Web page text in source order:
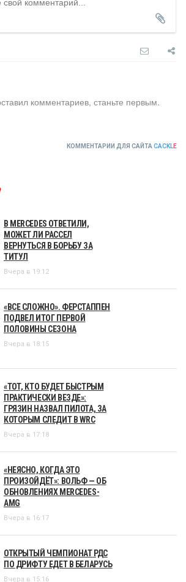
комментариев, станьте первым.
КОММЕНТАРИИ ДЛЯ САЙТА CACKLE
В MERCEDES ОТВЕТИЛИ,
МОЖЕТ ЛИ РАССЕЛ
ВЕРНУТЬСЯ В БОРЬБУ ЗА
ТИТУЛ
Вчера в 19:12
«ВСЕ СЛОЖНО». ФЕРСТАППЕН
ПОДВЕЛ ИТОГ ПЕРВОЙ
ПОЛОВИНЫ СЕЗОНА
Вчера в 18:15
«ТОТ, КТО БУДЕТ БЫСТРЫМ
ПРАКТИЧЕСКИ ВЕЗДЕ»:
ГРЯЗИН НАЗВАЛ ПИЛОТА, ЗА
КОТОРЫМ СЛЕДИТ В WRC
Вчера в 17:18
«НЕЯСНО, КОГДА ЭТО
ПРОИЗОЙДЁТ»: ВОЛЬФ — ОБ
ОБНОВЛЕНИЯХ MERCEDES-
AMG
Вчера в 16:17
ОТКРЫТЫЙ ЧЕМПИОНАТ РДС
ПО ДРИФТУ ЕДЕТ В БЕЛАРУСЬ
Вчера в 15:16